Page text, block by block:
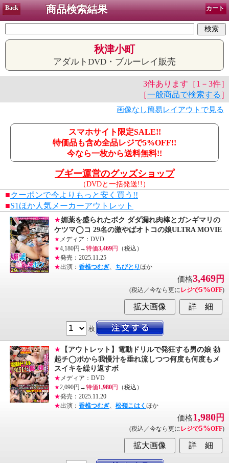
Back 商品検索結果 カート
秋津小町
アダルトDVD・ブルーレイ販売
3件あります［1－3件］
［一般商品で検索する ］
画像なし簡易レイアウトで見る
スマホサイト限定SALE!!
特価品も含め全品レジで5%OFF!!
今なら一枚から送料無料!!
ブギー運営のグッズショップ
（DVDと一括発送!!）
■クーポンで今よりもっと安く買う!!
■S1ほか人気メーカーアウトレット
★媚薬を盛られたボク ダダ漏れ肉棒とガンギマリの
ケツマ◯コ 29名の激やばオトコの娘ULTRA MOVIE
★ メディア：DVD
★4,180円→特価3,469円
（税込）
★発売：2025.11.25
★出演： 香椎つむぎ、 ちびとりほか
価格3,469円
(税込／今なら更に レジで5%OFF)
枚
★ 【アウトレット】電動ドリルで発狂する男の娘 勃
起チ◯ポから我慢汁を垂れ流しつつ何度も何度もメ
スイキを繰り返すボ
★ メディア：DVD
★2,090円→特価1,980円
（税込）
★発売：2025.11.20
★出演： 香椎つむぎ、 松嶺こはく ほか
価格1,980円
(税込／今なら更に レジで5%OFF)